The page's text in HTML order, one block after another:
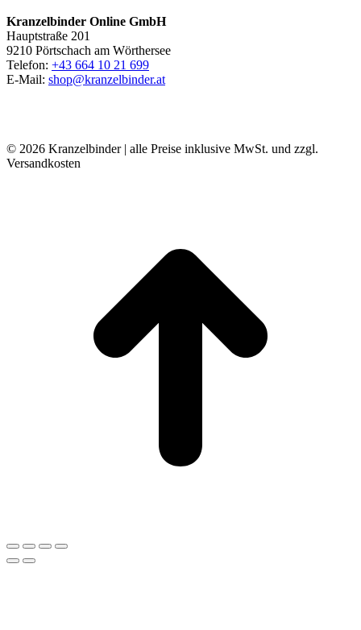
Kranzelbinder Online GmbH
Hauptstraße 201
9210 Pörtschach am Wörthersee
Telefon: +43 664 10 21 699
E-Mail: shop@kranzelbinder.at
© 2026 Kranzelbinder | alle Preise inklusive MwSt. und zzgl.
Versandkosten